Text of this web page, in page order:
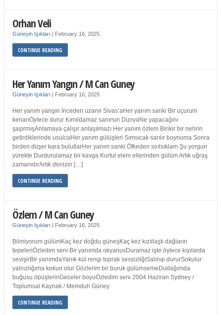
Orhan Veli
Güneyin Işıkları | February 16, 2025
CONTINUE READING
Her Yanım Yangın / M Can Guney
Güneyin Işıkları | February 16, 2025
Her yanım yangın İnceden uzanır Sivas’aHer yanım sanki Bir uçurum
kenarıÖylece durur Kımıldamaz sanırsın DünyaNe yapacağını
şaşırmışAnlamaya çalışır anlaşılmazı Her yanım özlem Birikir bir nehrin
getirdiklerinde usulcaHer yanım gülüşleri Sımsıcak sarılır boynuma Sonra
birden düşer kara bulutlarHer yanım sanki Öfkeden sırılsıklam Şu yorgun
yürekte Durdurulamaz bir kavga Kurtul elem ellerinden gülüm Artık uğraş
zamanıdırArtık denizin […]
CONTINUE READING
Özlem / M Can Guney
Güneyin Işıkları | February 16, 2025
Bilmiyorum gülümKaç kez doğdu güneşKaç kez kızıllaştı dağların
tepeleriÖzledim seni Bir yanımda okyanusDuramaz işte öylece kıyılarda
sevişirBir yanımdaYanık kül rengi toprak sessizliğiSalınıp dururSokulur
yalnızlığıma kokun olur Gözlerim bir buruk gülümsemeDudağımda
buğusu öpüşlerinGeceler boyuÖzledim seni 2004 Haziran Sydney /
Toplumsal Kaynak / Memduh Güney
CONTINUE READING